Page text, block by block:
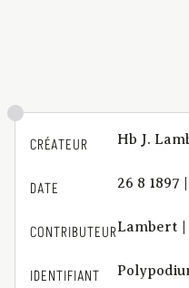
CRÉATEUR Hb J.
DATE 26 8 1897
CONTRIBUTEURLambert
IDENTIFIANT